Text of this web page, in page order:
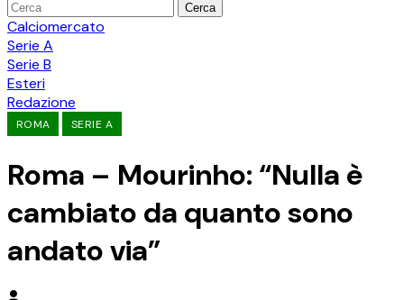
Cerca
Calciomercato
Serie A
Serie B
Esteri
Redazione
ROMA SERIE A
Roma – Mourinho: “Nulla è
cambiato da quanto sono
andato via”